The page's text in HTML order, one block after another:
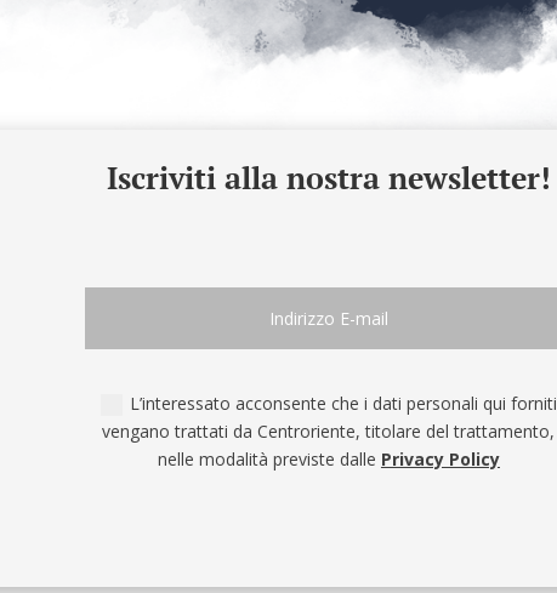
Iscriviti alla nostra newsletter!
L’interessato acconsente che i dati personali qui forniti
vengano trattati da Centroriente, titolare del trattamento,
nelle modalità previste dalle Privacy Policy